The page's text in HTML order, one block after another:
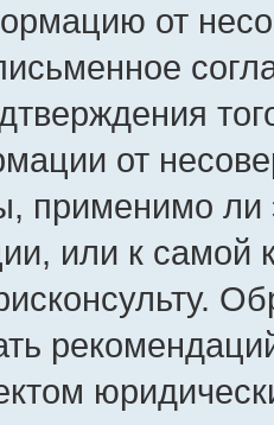
от
от
применимо ли
или к самой